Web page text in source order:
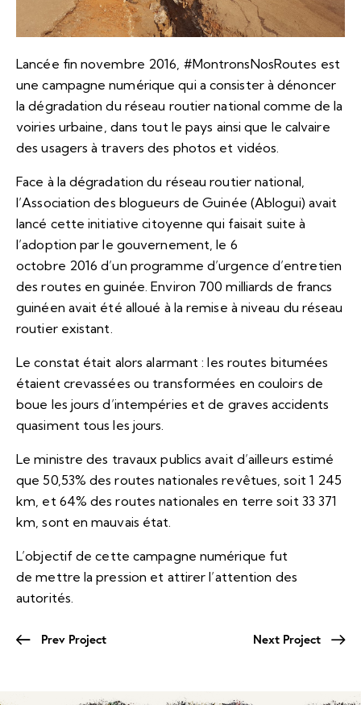
Lancée fin novembre 2016, #MontronsNosRoutes est
une campagne numérique qui a consister à dénoncer
la dégradation du réseau routier national comme de la
voiries urbaine, dans tout le pays ainsi que le calvaire
des usagers à travers des photos et vidéos.
Face à la dégradation du réseau routier national,
l’Association des blogueurs de Guinée (Ablogui) avait
lancé cette initiative citoyenne qui faisait suite à
l’adoption par le gouvernement, le 6
octobre 2016 d’un programme d’urgence d’entretien
des routes en guinée. Environ 700 milliards de francs
guinéen avait été alloué à la remise à niveau du réseau
routier existant.
Le constat était alors alarmant : les routes bitumées
étaient crevassées ou transformées en couloirs de
boue les jours d’intempéries et de graves accidents
quasiment tous les jours.
Le ministre des travaux publics avait d’ailleurs estimé
que 50,53% des routes nationales revêtues, soit 1 245
km, et 64% des routes nationales en terre soit 33 371
km, sont en mauvais état.
L’objectif de cette campagne numérique fut
de mettre la pression et attirer l’attention des
autorités.
Prev Project Next Project